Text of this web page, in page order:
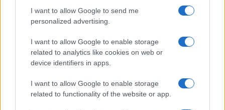
I want to allow Google to send me
personalized advertising.
I want to allow Google to enable storage
related to analytics like cookies on web or
device identifiers in apps.
I want to allow Google to enable storage
related to functionality of the website or app.
E ancora il professore emerito di diritto civile
Vincenzo Roppo
, per il quale “la cosa più
preoccupante non è il testo della riforma Nordio,
ma il contesto. E il contesto è un governo che
accusa la magistratura di qualcosa di infamante e
cioè di agire con finalità politiche, ma questa